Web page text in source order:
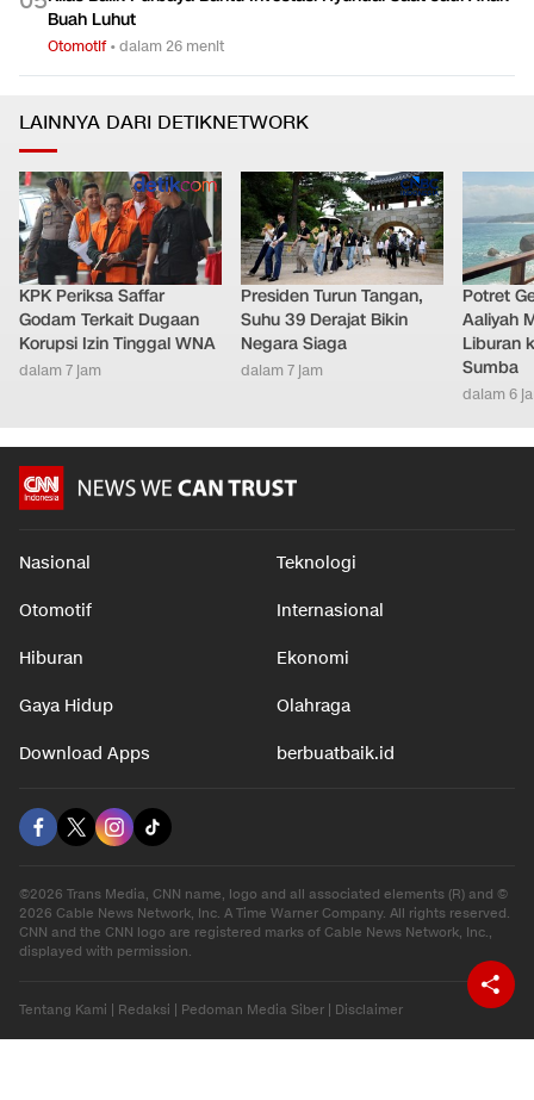
Buah Luhut
Otomotif•dalam 26 menit
LAINNYA DARI DETIKNETWORK
KPK Periksa Saffar
Godam Terkait Dugaan
Korupsi Izin Tinggal WNA
dalam 7 jam
Presiden Turun Tangan,
Suhu 39 Derajat Bikin
Negara Siaga
dalam 7 jam
Potret
Aaliyah
Liburan
Sumba
dalam 6
Nasional Teknologi
Otomotif Internasional
Hiburan Ekonomi
Gaya Hidup Olahraga
Download Apps berbuatbaik.id
©2026 Trans Media, CNN name, logo and all associated elements (R) and ©
2026 Cable News Network, Inc. A Time Warner Company. All rights reserved.
CNN and the CNN logo are registered marks of Cable News Network, Inc.,
displayed with permission.
Tentang Kami Redaksi Pedoman Media Siber Disclaimer